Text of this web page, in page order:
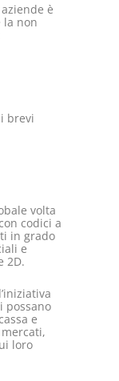
è
la non
brevi
volta
codici a
in grado
e
2D.
possano
e
loro